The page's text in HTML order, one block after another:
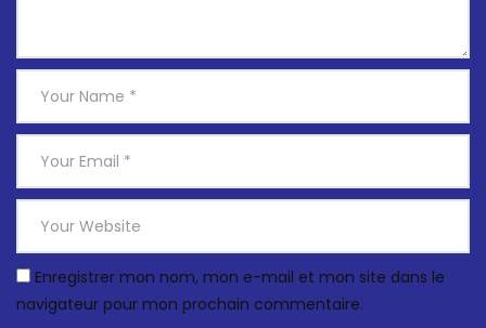
Enregistrer mon nom, mon e-mail et mon site dans le
navigateur pour mon prochain commentaire.